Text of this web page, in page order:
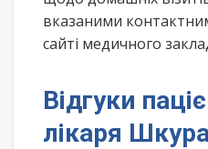
вказаними
сайті медичного
Відгуки
лікаря